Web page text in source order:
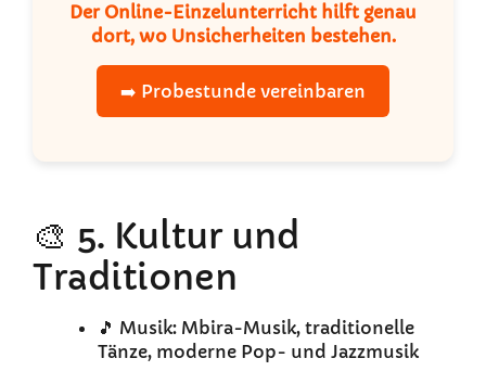
Der Online-Einzelunterrichthilft genau
dort, wo Unsicherheiten bestehen.
➡️ Probestunde vereinbaren
🎨 5. Kultur und
Traditionen
🎵 Musik: Mbira-Musik, traditionelle
Tänze, moderne Pop- und Jazzmusik